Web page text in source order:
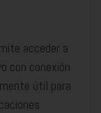
acceder a
con conexión
útil para